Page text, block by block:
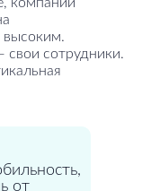
высоким.
сотрудники.
от